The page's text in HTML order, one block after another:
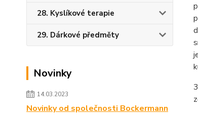
28. Kyslíkové terapie
29. Dárkové předměty
Novinky
14.03.2023
Novinky od společnosti Bockermann